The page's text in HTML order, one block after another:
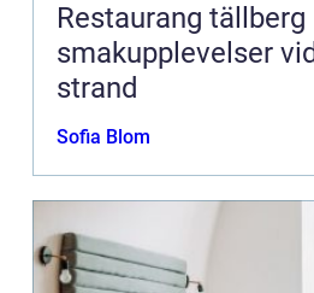
Restaurang tällberg
smakupplevelser
strand
Sofia Blom